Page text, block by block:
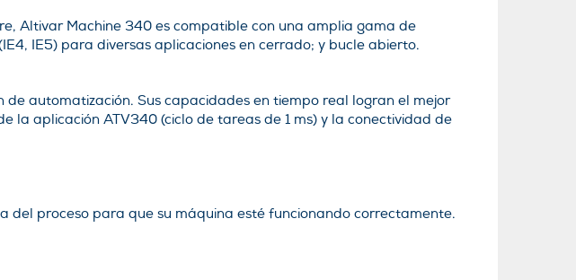
Altivar Machine 340 es compatible con una amplia gama de
IE5) para diversas aplicaciones en cerrado; y bucle abierto.
automatización. Sus capacidades en tiempo real logran el mejor
la aplicación ATV340 (ciclo de tareas de 1 ms) y la conectividad de
proceso para que su máquina esté funcionando correctamente.